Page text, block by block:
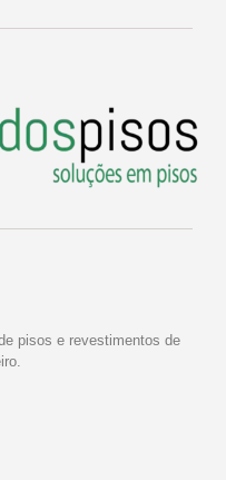
pisos e revestimentos de